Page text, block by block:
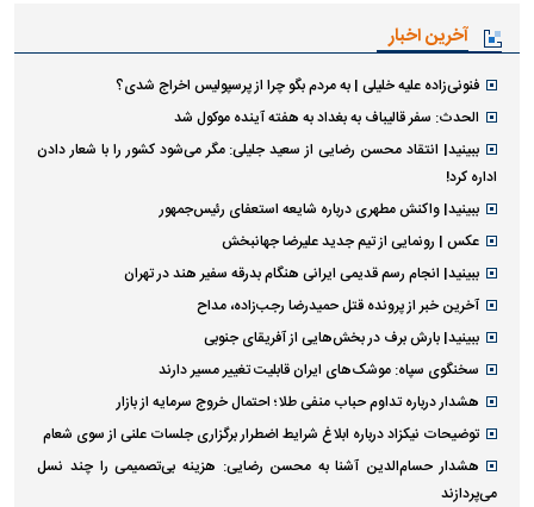
آخرین اخبار
فنونی‌زاده علیه خلیلی | به مردم بگو چرا از پرسپولیس اخراج شدی؟
الحدث: سفر قالیباف به بغداد به هفته آینده موکول شد
ببینید| انتقاد محسن رضایی از سعید جلیلی: مگر می‌شود کشور را با شعار دادن
اداره کرد!
ببینید| واکنش مطهری درباره شایعه استعفای رئیس‌جمهور
عکس | رونمایی از تیم جدید علیرضا جهانبخش
ببینید| انجام رسم قدیمی ایرانی هنگام بدرقه سفیر هند در تهران
آخرین خبر از پرونده قتل حمیدرضا رجب‌زاده، مداح
ببینید| بارش برف در بخش‌هایی از آفریقای جنوبی
سخنگوی سپاه: موشک‌های ایران قابلیت تغییر مسیر دارند
هشدار درباره تداوم حباب منفی طلا؛ احتمال خروج سرمایه از بازار
توضیحات نیکزاد درباره ابلاغ شرایط اضطرار برگزاری جلسات علنی از سوی شعام
هشدار حسام‌الدین آشنا به محسن رضایی: هزینه بی‌تصمیمی را چند نسل
می‌پردازند